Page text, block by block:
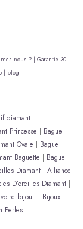
nous ? | Garantie 30
| blog
diamant
Princesse | Bague
Ovale | Bague
Baguette | Bague
Diamant| Alliance
D’oreilles Diamant |
bijou – Bijoux
Perles